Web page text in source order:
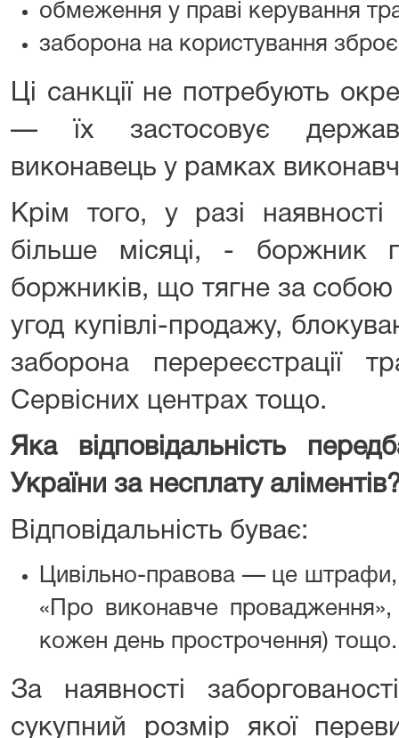
обмеження у праві керування
заборона на користування
Ці санкції не потребують
— їх застосовує
виконавець у рамках
Крім того, у разі
більше місяці, - боржник
боржників, що тягне за
угод купівлі-продажу,
заборона перереєстрації
Сервісних центрах тощо.
Яка відповідальність
України за несплату
Відповідальність буває:
Цивільно-правова — це штрафи,
«Про виконавче
кожен день прострочення) тощо.
За наявності
сукупний розмір якої